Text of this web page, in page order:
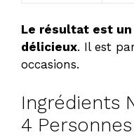
Le résultat est
délicieux. Il est
occasions.
Ingrédients
4 Personnes